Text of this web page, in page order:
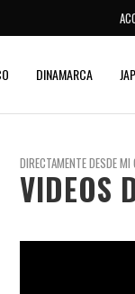
DINAMARCA
DIRECTAMENTE DESDE
VIDEOS